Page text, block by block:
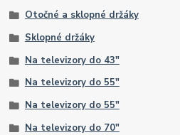
Otočné a sklopné držáky
Sklopné držáky
Na televizory do 43"
Na televizory do 55"
Na televizory do 55"
Na televizory do 70"